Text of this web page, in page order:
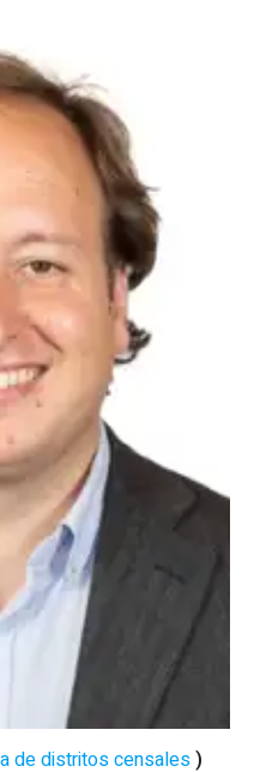
de distritos censales)